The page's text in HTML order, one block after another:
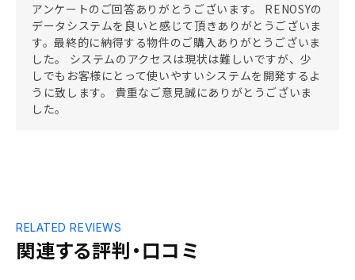
アンケートのご回答ありがとうございます。 RENOSYの
データシステムを良いと感じて頂きありがとうございま
す。最終的に納得する物件のご購入ありがとうございま
した。 システムのアクセスは現状は難しいですが、少
しでもお客様にとって使いやすいシステムを開発するよ
うに致します。 貴重なご意見誠にありがとうございま
した。
関連する評判・口コミ
RELATED REVIEWS